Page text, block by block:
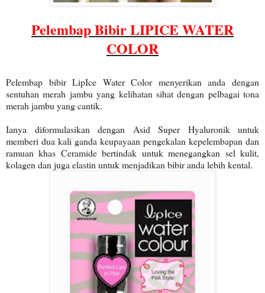
Pelembap Bibir LIPICE WATER
COLOR
Pelembap bibir LipIce Water Color menyerikan anda dengan
sentuhan merah jambu yang kelihatan sihat dengan pelbagai tona
merah jambu yang cantik.
Ianya diformulasikan dengan Asid Super Hyaluronik untuk
memberi dua kali ganda keupayaan pengekalan kepelembapan dan
ramuan khas Ceramide bertindak untuk menegangkan sel kulit,
kolagen dan juga elastin untuk menjadikan bibir anda lebih kental.